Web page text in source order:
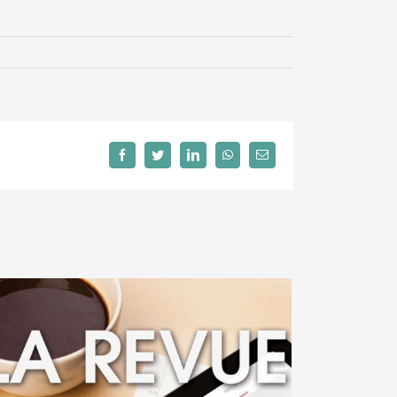
FacebookTwitterLinkedInWhatsAppEmail